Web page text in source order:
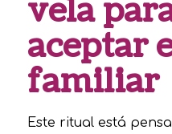
vela
aceptar
familiar
Este ritual está